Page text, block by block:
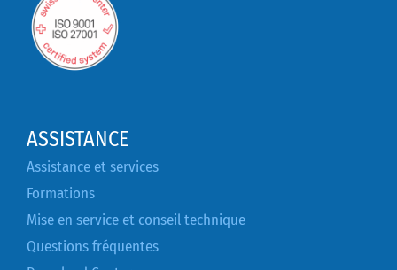
ASSISTANCE
Assistance et services
Formations
Mise en service et conseil technique
Questions fréquentes